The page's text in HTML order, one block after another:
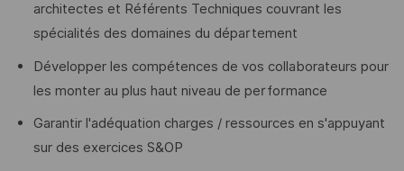
architectes et Référents Techniques couvrant les
spécialités des domaines du département
Développer les compétences de vos collaborateurs pour
les monter au plus haut niveau de performance
Garantir l'adéquation charges / ressources en s'appuyant
sur des exercices S&OP